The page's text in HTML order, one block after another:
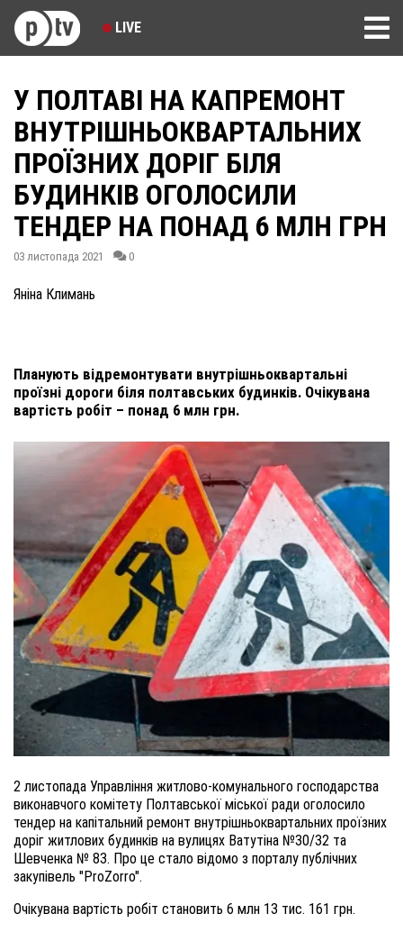
LIVE
У ПОЛТАВІ НА КАПРЕМОНТ
ВНУТРІШНЬОКВАРТАЛЬНИХ
ПРОЇЗНИХ ДОРІГ БІЛЯ
БУДИНКІВ ОГОЛОСИЛИ
ТЕНДЕР НА ПОНАД 6 МЛН ГРН
03 листопада 2021 0
Яніна Климань
Планують відремонтувати внутрішньоквартальні
проїзні дороги біля полтавських будинків. Очікувана
вартість робіт – понад 6 млн грн.
2 листопада Управління житлово-комунального господарства
виконавчого комітету Полтавської міської ради оголосило
тендер на капітальний ремонт внутрішньоквартальних проїзних
доріг житлових будинків на вулицях Ватутіна №30/32 та
Шевченка № 83. Про це стало відомо з порталу публічних
закупівель "ProZorro".
Очікувана вартість робіт становить 6 млн 13 тис. 161 грн.